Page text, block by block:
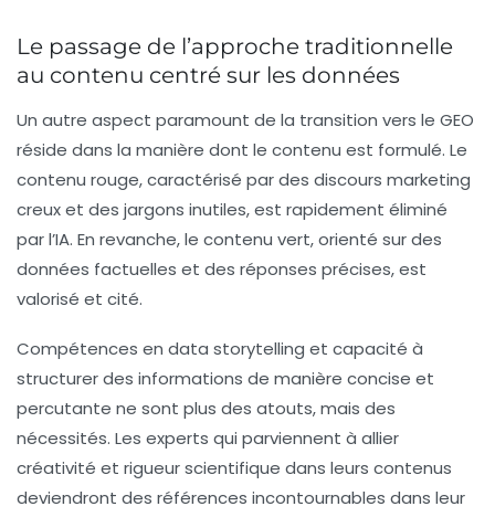
Le passage de l’approche traditionnelle
au contenu centré sur les données
Un autre aspect paramount de la transition vers le GEO
réside dans la manière dont le contenu est formulé. Le
contenu rouge, caractérisé par des discours marketing
creux et des jargons inutiles, est rapidement éliminé
par l’IA. En revanche, le contenu vert, orienté sur des
données factuelles et des réponses précises, est
valorisé et cité.
Compétences en data storytelling et capacité à
structurer des informations de manière concise et
percutante ne sont plus des atouts, mais des
nécessités. Les experts qui parviennent à allier
créativité et rigueur scientifique dans leurs contenus
deviendront des références incontournables dans leur